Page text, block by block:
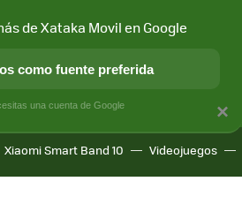
Y SOCIEDAD APLICACIONES
Xiaomi Smart Band 10 Videojuegos
×
de Xataka Movil en Google
como fuente preferida
una cuenta de Google